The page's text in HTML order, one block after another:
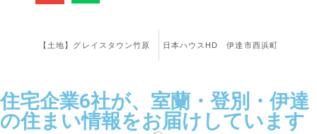
【土地】グレイスタウン竹原 日本ハウスHD 伊達市西浜町
住宅企業6社が、室蘭・登別・伊達
の住まい情報をお届けしています